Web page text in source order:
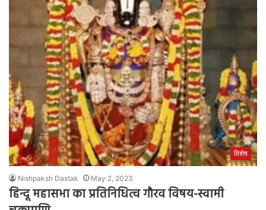
विशेष
Nishpaksh Dastak May 2, 2023
हिन्दू महासभा का प्रतिनिधित्व गौरव विषय-स्वामी